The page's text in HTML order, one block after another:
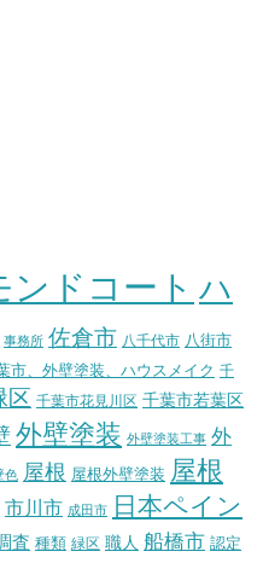
ンドコート ハ
事務所 佐倉市 八千代市 八街市
市、外壁塗装、ハウスメイク 千
区 千葉市花見川区 千葉市若葉区
外壁塗装 外壁塗装工事 外
色 屋根 屋根外壁塗装 屋根
市川市 成田市
日本ペイン
査 種類 緑区 職人 船橋市 認定